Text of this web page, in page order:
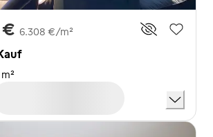
€ 6.308 €/m²